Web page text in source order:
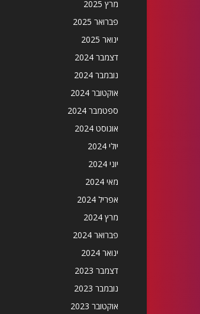
מרץ 2025
פברואר 2025
ינואר 2025
דצמבר 2024
נובמבר 2024
אוקטובר 2024
ספטמבר 2024
אוגוסט 2024
יולי 2024
יוני 2024
מאי 2024
אפריל 2024
מרץ 2024
פברואר 2024
ינואר 2024
דצמבר 2023
נובמבר 2023
אוקטובר 2023